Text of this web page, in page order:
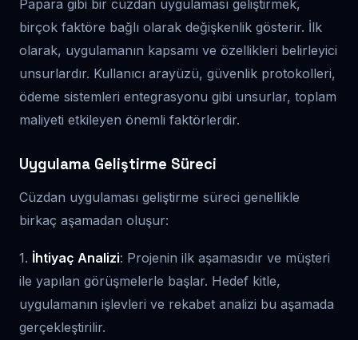
Papara gibi bir cüzdan uygulaması geliştirmek,
birçok faktöre bağlı olarak değişkenlik gösterir. İlk
olarak, uygulamanın kapsamı ve özellikleri belirleyici
unsurlardır. Kullanıcı arayüzü, güvenlik protokolleri,
ödeme sistemleri entegrasyonu gibi unsurlar, toplam
maliyeti etkileyen önemli faktörlerdir.
Uygulama Geliştirme Süreci
Cüzdan uygulaması geliştirme süreci genellikle
birkaç aşamadan oluşur:
1. İhtiyaç Analizi: Projenin ilk aşamasıdır ve müşteri
ile yapılan görüşmelerle başlar. Hedef kitle,
uygulamanın işlevleri ve rekabet analizi bu aşamada
gerçekleştirilir.